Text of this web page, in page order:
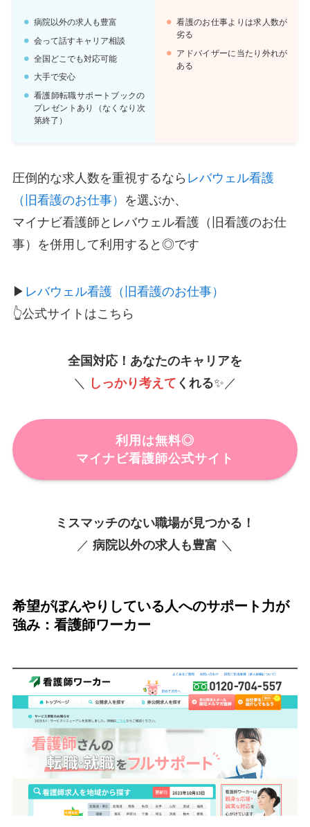
病院以外の求人も豊富
会って話すキャリア相談
全国どこでも対応可能
大手で安心
看護師転職サポートブックの
プレゼントあり（なくなり次
第終了）
看護のお仕事よりは求人数が
劣る
アドバイザーに当たり外れが
ある
圧倒的な求人数を重視するなら レバウェル看護
（旧看護のお仕事）
を選ぶか、
マイナビ看護師とレバウェル看護（旧看護のお仕
事）を併用して利用すると◎です
▶ レバウェル看護（旧看護のお仕事）
👆公式サイトはこちら
全国対応！あなたのキャリアを
＼
しっかり考えて くれる✨／
利用は無料◎
マイナビ看護師公式サイト
ミスマッチのない職場が見つかる！
／ 病院以外の求人も豊富 ＼
希望がぼんやりしている人へのサポート力が
強み：看護師ワーカー